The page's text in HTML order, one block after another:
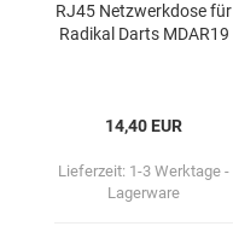
RJ45 Netz­werk­do­se für
Ra­di­kal Darts MDAR19
14,40 EUR
Lieferzeit: 1-3 Werktage -
Lagerware